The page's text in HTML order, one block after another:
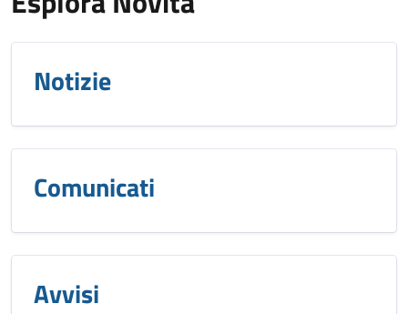
Notizie
Comunicati
Avvisi